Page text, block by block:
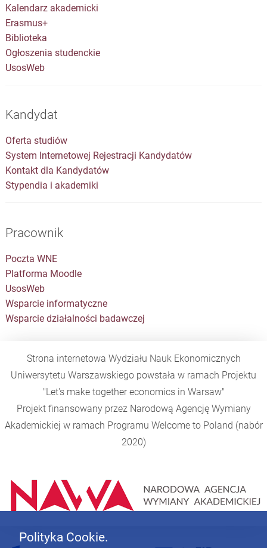
Kalendarz akademicki
Erasmus+
Biblioteka
Ogłoszenia studenckie
UsosWeb
Kandydat
Oferta studiów
System Internetowej Rejestracji Kandydatów
Kontakt dla Kandydatów
Stypendia i akademiki
Pracownik
Poczta WNE
Platforma Moodle
UsosWeb
Wsparcie informatyczne
Wsparcie działalności badawczej
Strona internetowa Wydziału Nauk Ekonomicznych
Uniwersytetu Warszawskiego powstała w ramach Projektu
"Let's make together economics in Warsaw"
Projekt finansowany przez Narodową Agencję Wymiany
Akademickiej w ramach Programu Welcome to Poland (nabór
2020)
Polityka Cookie.